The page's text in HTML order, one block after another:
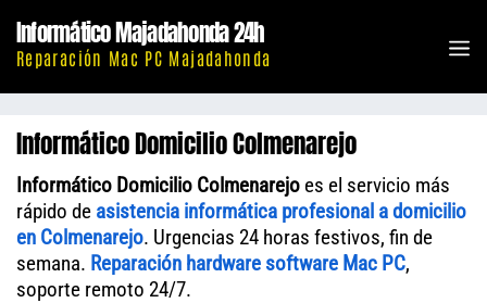
contenido
Informático Majadahonda 24h
Reparación Mac PC Majadahonda
Informático Domicilio Colmenarejo
Informático Domicilio Colmenarejo es el servicio más
rápido de asistencia informática profesional a domicilio
en Colmenarejo. Urgencias 24 horas festivos, fin de
semana. Reparación hardware software Mac PC,
soporte remoto 24/7.